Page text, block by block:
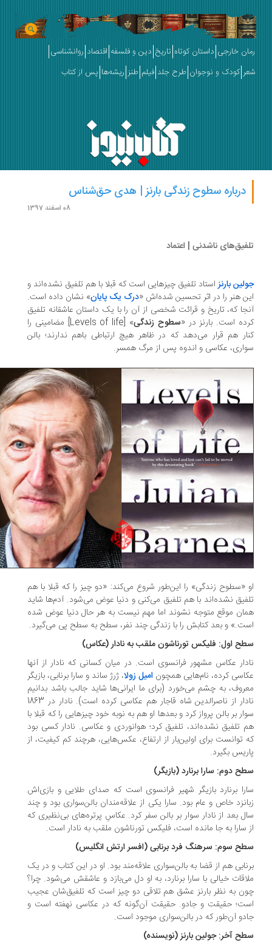
خارجی داستان کوتاه تاریخ دین و فلسفه اقتصاد روانشناسی
کودک و نوجوان طرح جلد فیلم طنز ریشه‌ها پس از کتاب
درباره سطوح زندگی بارنز | هدی حق‌شناس
ناشدنی | اعتماد
بارنزاستاد تلفیق چیزهایی ا‌ست که قبلا با هم تلفیق نشده‌اند و
هنر را در اثر تحسین شده‌اش «درک یک پایان» نشان داده است.
که، تاریخ و قرائت شخصی از آن را با یک داستان عاشقانه تلفیق
است. بارنز در «سطوح زندگی
» [Levels of life] مضامینی را
هم قرار می‌دهد که در ظاهر هیچ ارتباطی باهم ندارند؛ بالن
عکاسی و اندوه پس از مرگ همسر.
«سطوح زندگی» را این‌طور شروع می‌کند: «دو چیز را که قبلا با هم
نشده‌اند با هم تلفیق می‌کنی و دنیا عوض می‌شود. آدم‌ها شاید
موقع متوجه نشوند اما مهم نیست به هر حال دنیا عوض شده
و بعد کتابش را با زندگی چند نفر، سطح به سطح پی می‌گیرد.
اول: فلیکس تورناشون ملقب به نادار (عکاس)
عکاس مشهور فرانسوی است. در میان کسانی که نادار از آنها
کرده، نام‌هایی همچونامیل زولا، ژرژ ساند و سارا برنابی، بازیگر
به چشم می‌خورد (برای ما ایرانی‌ها شاید جالب باشد بدانیم
نادار از ناصرالدین شاه قاجار هم عکاسی کرده است). نادار در 1863
بر بالن پرواز کرد و بعدها او هم به نوبه خود چیزهایی را که قبلا با
تلفیق نشده‌اند، تلفیق کرد؛ هوانوردی و عکاسی. نادار کسی بود
توانست برای اولین‌بار از ارتفاع، عکس‌هایی، هرچند کم کیفیت، از
بگیرد.
دوم: سارا برنارد (بازیگر)
برنارد بازیگر شهیر فرانسوی ا‌ست که صدای طلایی و بازی‌اش
خاص و عام بود. سارا یکی از علاقه‌مندان بالن‌سواری بود و چند
بعد از نادار سوار بر بالن سفر کرد. عکاسِ پرتره‌های بی‌نظیری که
سارا به جا مانده است، فلیکس تورناشون ملقب به نادار است.
سوم: سرهنگ فرد برنابی (افسر ارتش انگلیس)
هم از قضا به بالن‌سواری علاقه‌مند بود. او در این کتاب و در یک
خیالی با سارا برنارد، به او دل می‌بازد و عاشقش می‌شود. چرا؟
به نظر بارنز عشق هم تلاقی دو چیز است که تلفیق‌شان عجیب
حقیقت و جادو. حقیقت آن‌گونه که در عکاسی نهفته است و
آن‌طور که در بالن‌سواری موجود است.
آخر: جولین بارنز (نویسنده)